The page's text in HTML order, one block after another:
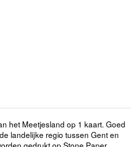
het Meetjesland op 1 kaart. Goed
landelijke regio tussen Gent en